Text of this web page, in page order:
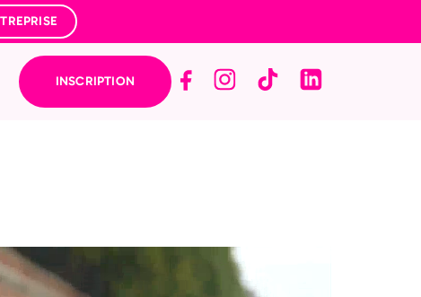
INSCRIPTION